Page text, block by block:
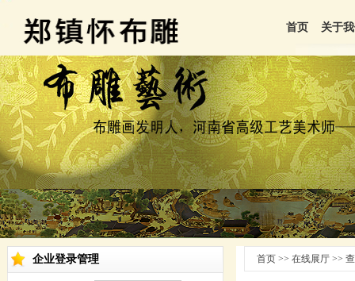
首页 关于
企业登录管理 首页 >> 在线展厅 >>